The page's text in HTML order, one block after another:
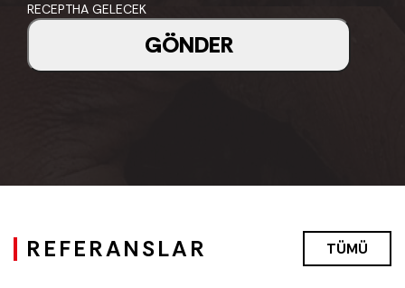
RECEPTHA GELECEK
GÖNDER
REFERANSLAR TÜMÜ